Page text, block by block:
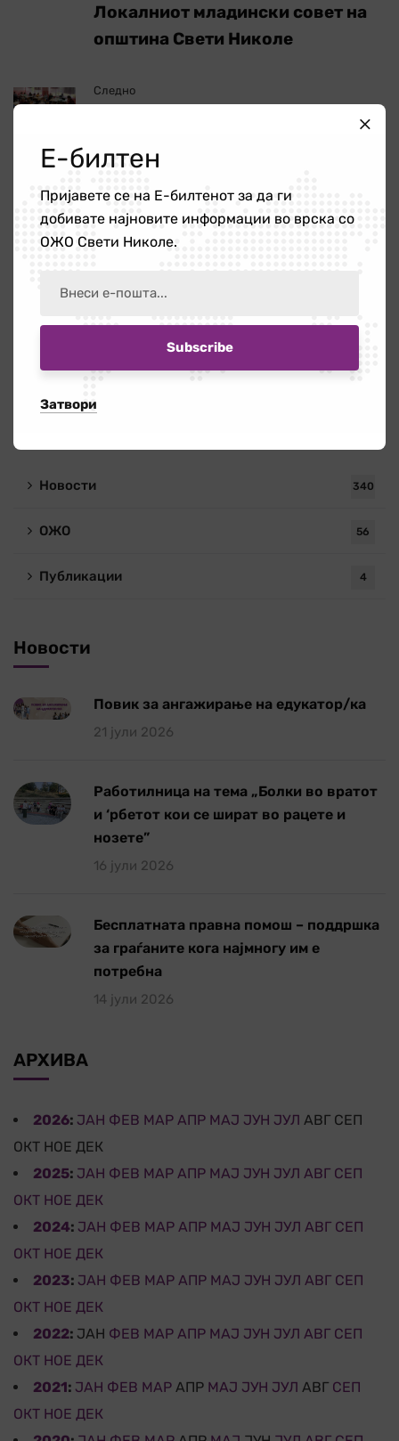
Локалниот младински совет на
општина Свети Николе
Следно
средини
Категории
Новости 340
ОЖО 56
Публикации 4
Новости
Повик за ангажирање на едукатор/ка
21 јули 2026
Работилница на тема „Болки во вратот
и ‘рбетот кои се шират во рацете и
нозете”
16 јули 2026
Бесплатната правна помош – поддршка
за граѓаните кога најмногу им е
потребна
14 јули 2026
АРХИВА
2026: ЈАН ФЕВ МАР АПР МАЈ ЈУН ЈУЛ АВГ СЕП
ОКТ НОЕ ДЕК
2025: ЈАН ФЕВ МАР АПР МАЈ ЈУН ЈУЛ АВГ СЕП
ОКТ НОЕ ДЕК
2024: ЈАН ФЕВ МАР АПР МАЈ ЈУН ЈУЛ АВГ СЕП
ОКТ НОЕ ДЕК
2023: ЈАН ФЕВ МАР АПР МАЈ ЈУН ЈУЛ АВГ СЕП
ОКТ НОЕ ДЕК
2022: ЈАН ФЕВ МАР АПР МАЈ ЈУН ЈУЛ АВГ СЕП
ОКТ НОЕ ДЕК
2021: ЈАН ФЕВ МАР АПР МАЈ ЈУН ЈУЛ АВГ СЕП
ОКТ НОЕ ДЕК
Е-билтен
Пријавете се на Е-билтенот за да ги
добивате најновите информации во врска со
ОЖО Свети Николе.
Затвори